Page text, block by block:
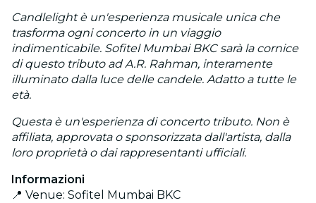
Candlelight è un'esperienza musicale unica che
trasforma ogni concerto in un viaggio
indimenticabile. Sofitel Mumbai BKC sarà la cornice
di questo tributo ad A.R. Rahman, interamente
illuminato dalla luce delle candele. Adatto a tutte le
età.
Questa è un'esperienza di concerto tributo. Non è
affiliata, approvata o sponsorizzata dall'artista, dalla
loro proprietà o dai rappresentanti ufficiali.
Informazioni
📍 Venue: Sofitel Mumbai BKC